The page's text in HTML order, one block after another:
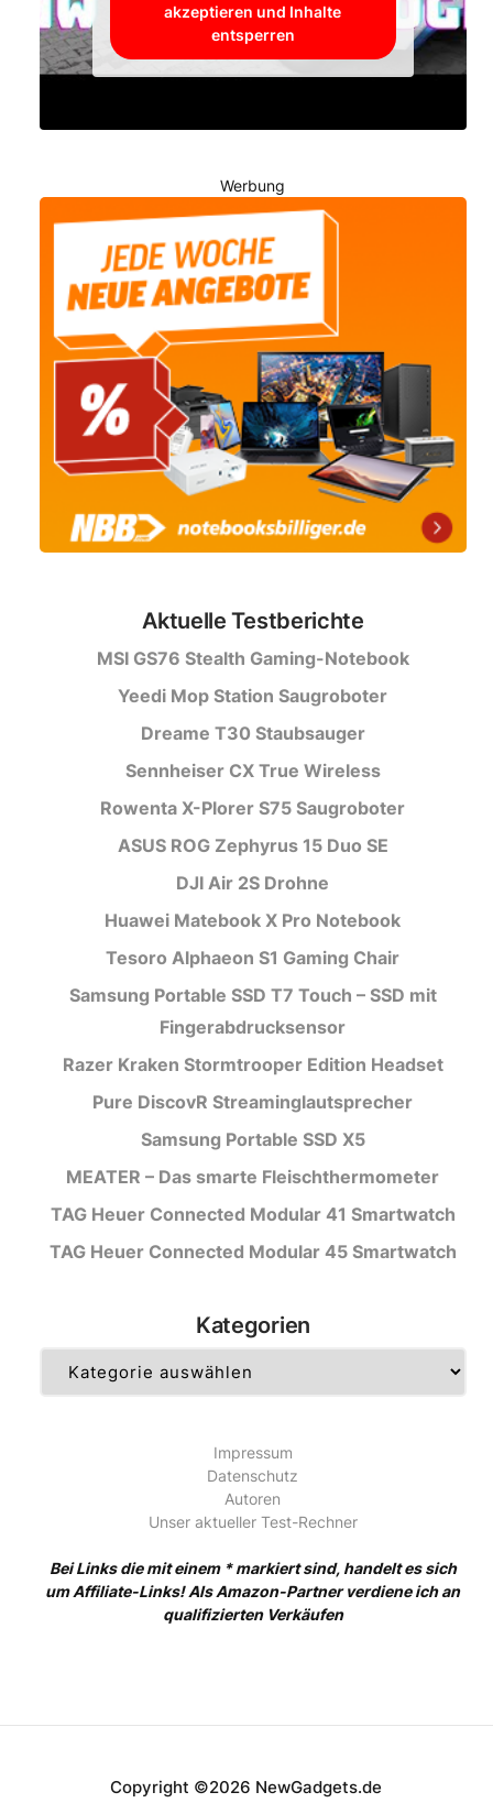
akzeptieren und Inhalte
entsperren
Werbung
Aktuelle Testberichte
MSI GS76 Stealth Gaming-Notebook
Yeedi Mop Station Saugroboter
Dreame T30 Staubsauger
Sennheiser CX True Wireless
Rowenta X-Plorer S75 Saugroboter
ASUS ROG Zephyrus 15 Duo SE
DJI Air 2S Drohne
Huawei Matebook X Pro Notebook
Tesoro Alphaeon S1 Gaming Chair
Samsung Portable SSD T7 Touch – SSD mit
Fingerabdrucksensor
Razer Kraken Stormtrooper Edition Headset
Pure DiscovR Streaminglautsprecher
Samsung Portable SSD X5
MEATER – Das smarte Fleischthermometer
TAG Heuer Connected Modular 41 Smartwatch
TAG Heuer Connected Modular 45 Smartwatch
Kategorien
Impressum
Datenschutz
Autoren
Unser aktueller Test-Rechner
Bei Links die mit einem * markiert sind, handelt es sich
um Affiliate-Links! Als Amazon-Partner verdiene ich an
qualifizierten Verkäufen
Copyright ©2026 NewGadgets.de